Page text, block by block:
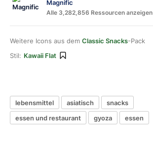
Magnific
Alle 3,282,856 Ressourcen anzeigen
Weitere Icons aus dem Classic Snacks-Pack
Stil: Kawaii Flat
lebensmittel asiatisch
snacks
essen und restaurant
gyoza essen